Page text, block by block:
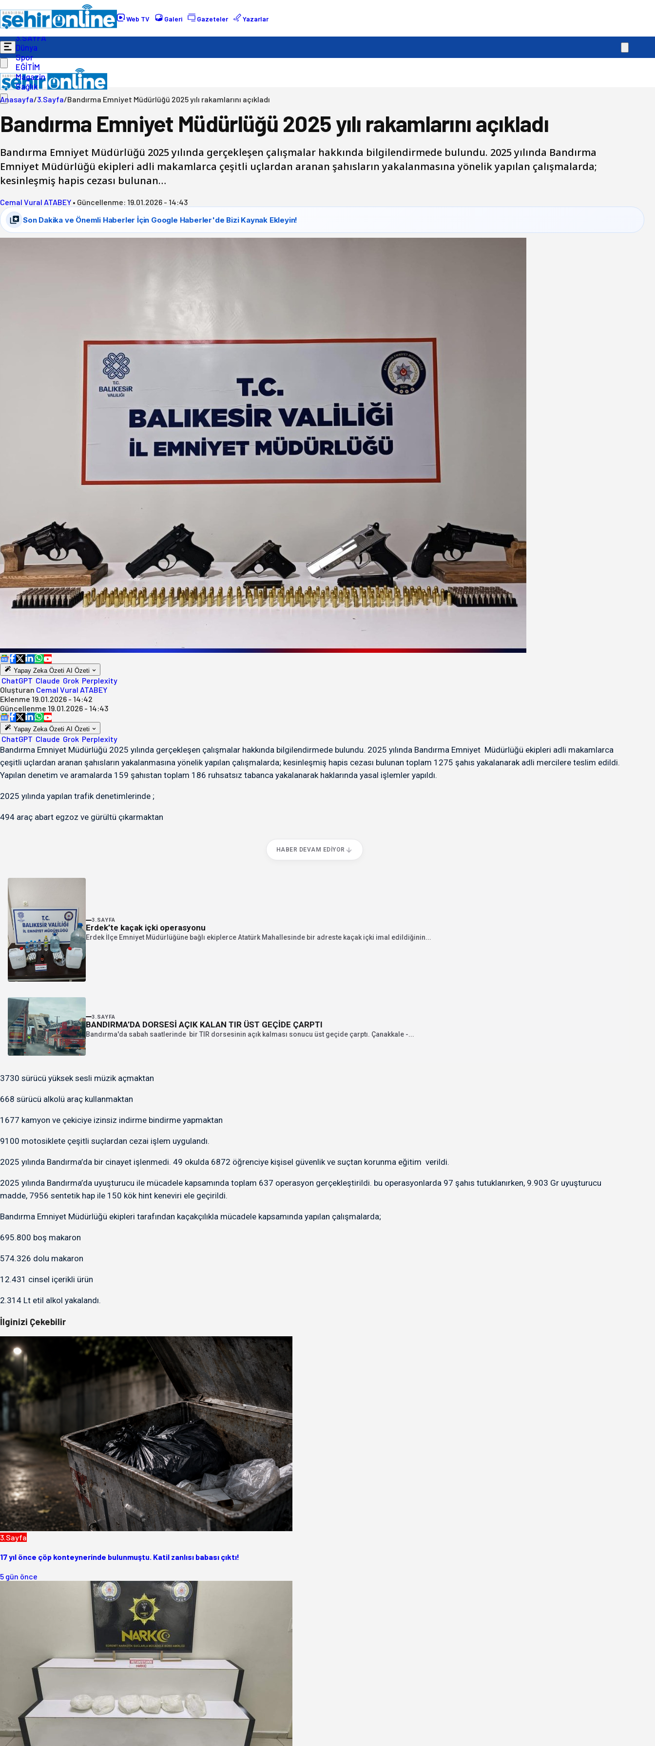
Web TV Galeri Gazeteler Yazarlar
Gündem
Ekonomi
Politika
3.SAYFA
Dünya
Spor
EĞİTİM
Magazin
Sağlık
Anasayfa/3.Sayfa/Bandırma Emniyet Müdürlüğü 2025 yılı rakamlarını açıkladı
Bandırma Emniyet Müdürlüğü 2025 yılı rakamlarını açıkladı
Bandırma Emniyet Müdürlüğü 2025 yılında gerçekleşen çalışmalar hakkında bilgilendirmede bulundu. 2025 yılında Bandırma
Emniyet Müdürlüğü ekipleri adli makamlarca çeşitli uçlardan aranan şahısların yakalanmasına yönelik yapılan çalışmalarda;
kesinleşmiş hapis cezası bulunan…
Cemal Vural ATABEY • Güncellenme: 19.01.2026 - 14:43
Son Dakika ve Önemli Haberler İçin Google Haberler'de Bizi Kaynak Ekleyin!
Yapay Zeka Özeti AI Özeti
ChatGPT Claude Grok Perplexity
Oluşturan Cemal Vural ATABEY
Eklenme 19.01.2026 - 14:42
Güncellenme 19.01.2026 - 14:43
Yapay Zeka Özeti AI Özeti
ChatGPT Claude Grok Perplexity
Bandırma Emniyet Müdürlüğü 2025 yılında gerçekleşen çalışmalar hakkında bilgilendirmede bulundu. 2025 yılında Bandırma Emniyet Müdürlüğü ekipleri adli makamlarca
çeşitli uçlardan aranan şahısların yakalanmasına yönelik yapılan çalışmalarda; kesinleşmiş hapis cezası bulunan toplam 1275 şahıs yakalanarak adli mercilere teslim edildi.
Yapılan denetim ve aramalarda 159 şahıstan toplam 186 ruhsatsız tabanca yakalanarak haklarında yasal işlemler yapıldı.
2025 yılında yapılan trafik denetimlerinde ;
494 araç abart egzoz ve gürültü çıkarmaktan
HABER DEVAM EDIYOR
3.SAYFA
Erdek’te kaçak içki operasyonu
Erdek İlçe Emniyet Müdürlüğüne bağlı ekiplerce Atatürk Mahallesinde bir adreste kaçak içki imal edildiğinin...
3.SAYFA
BANDIRMA’DA DORSESİ AÇIK KALAN TIR ÜST GEÇİDE ÇARPTI
Bandırma'da sabah saatlerinde bir TIR dorsesinin açık kalması sonucu üst geçide çarptı. Çanakkale -...
3730 sürücü yüksek sesli müzik açmaktan
668 sürücü alkolü araç kullanmaktan
1677 kamyon ve çekiciye izinsiz indirme bindirme yapmaktan
9100 motosiklete çeşitli suçlardan cezai işlem uygulandı.
2025 yılında Bandırma’da bir cinayet işlenmedi. 49 okulda 6872 öğrenciye kişisel güvenlik ve suçtan korunma eğitim verildi.
2025 yılında Bandırma’da uyuşturucu ile mücadele kapsamında toplam 637 operasyon gerçekleştirildi. bu operasyonlarda 97 şahıs tutuklanırken, 9.903 Gr uyuşturucu
madde, 7956 sentetik hap ile 150 kök hint keneviri ele geçirildi.
Bandırma Emniyet Müdürlüğü ekipleri tarafından kaçakçılıkla mücadele kapsamında yapılan çalışmalarda;
695.800 boş makaron
574.326 dolu makaron
12.431 cinsel içerikli ürün
2.314 Lt etil alkol yakalandı.
İlginizi Çekebilir
3.Sayfa
17 yıl önce çöp konteynerinde bulunmuştu. Katil zanlısı babası çıktı!
5 gün önce